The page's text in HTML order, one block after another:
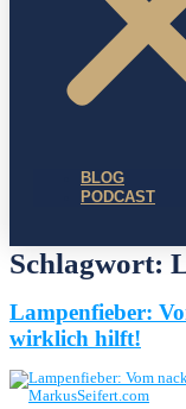
BLOG
PODCAST
Schlagwort:
Lampenfieber:
wirklich hilft!